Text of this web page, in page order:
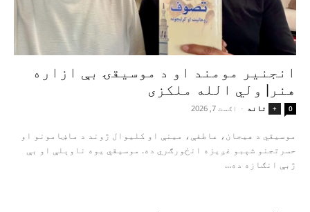
انجنیر مومند او د موسیقۍ بې‌ ازاره
هنر| ولي الله ملکزی
+ تاند - اګست 7, 2026 0
موسیقي د هیجان، عاطفې، مینې او کلیوال ژوند د ماښامونو او
حسرتجنو شېبو غږیزه انځورګري ده. موسیقي یوه ناوېلې او بې‌
ژبې انګازه ده...